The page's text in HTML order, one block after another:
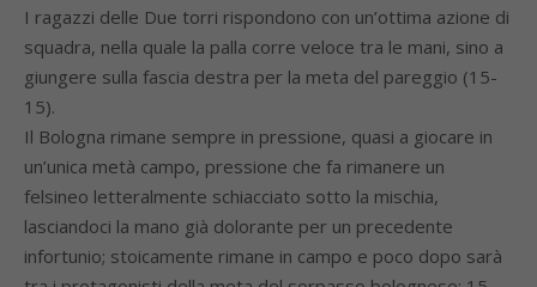
I ragazzi delle Due torri rispondono con un’ottima azione di
squadra, nella quale la palla corre veloce tra le mani, sino a
giungere sulla fascia destra per la meta del pareggio (15-
15).
Il Bologna rimane sempre in pressione, quasi a giocare in
un’unica metà campo, pressione che fa rimanere un
felsineo letteralmente schiacciato sotto la mischia,
lasciandoci la mano già dolorante per un precedente
infortunio; stoicamente rimane in campo e poco dopo sarà